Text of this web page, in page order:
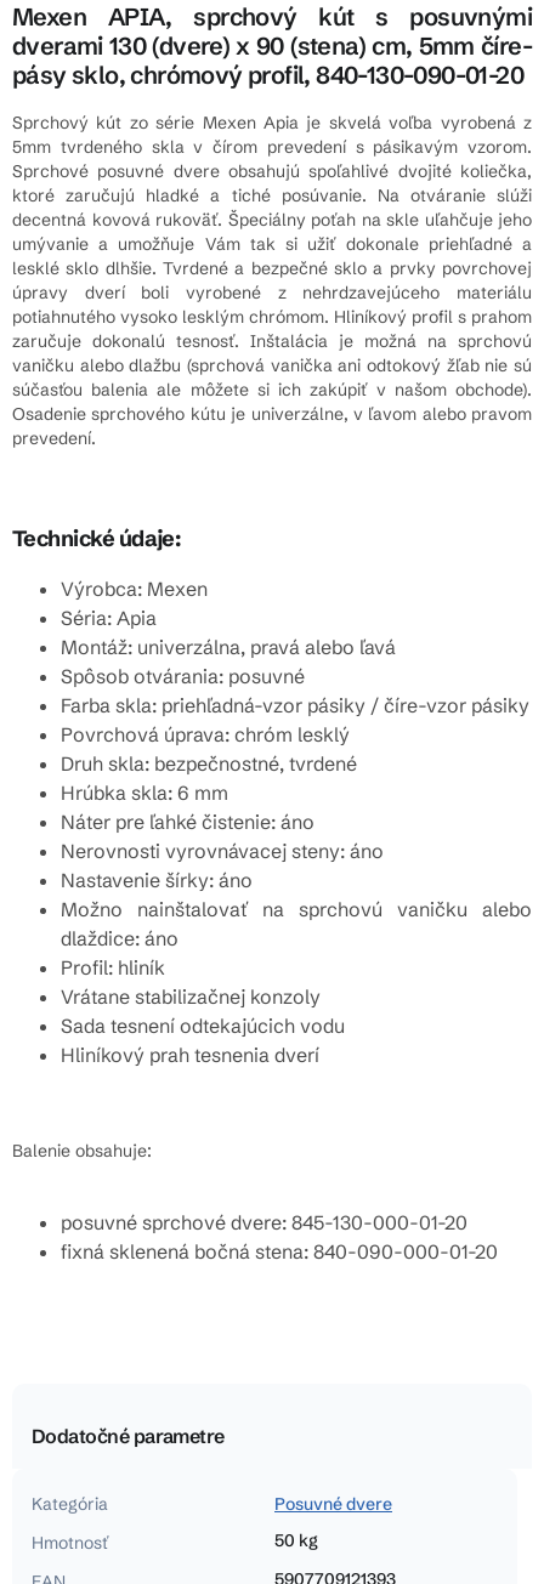
Mexen APIA, sprchový kút s posuvnými
dverami 130 (dvere) x 90 (stena) cm, 5mm číre-
pásy sklo, chrómový profil, 840-130-090-01-20
Sprchový kút zo série Mexen Apia je skvelá voľba vyrobená z
5mm tvrdeného skla v čírom prevedení s pásikavým vzorom.
Sprchové posuvné dvere obsahujú spoľahlivé dvojité koliečka,
ktoré zaručujú hladké a tiché posúvanie. Na otváranie slúži
decentná kovová rukoväť. Špeciálny poťah na skle uľahčuje jeho
umývanie a umožňuje Vám tak si užiť dokonale priehľadné a
lesklé sklo dlhšie. Tvrdené a bezpečné sklo a prvky povrchovej
úpravy dverí boli vyrobené z nehrdzavejúceho materiálu
potiahnutého vysoko lesklým chrómom. Hliníkový profil s prahom
zaručuje dokonalú tesnosť. Inštalácia je možná na sprchovú
vaničku alebo dlažbu (sprchová vanička ani odtokový žľab nie sú
súčasťou balenia ale môžete si ich zakúpiť v našom obchode).
Osadenie sprchového kútu je univerzálne, v ľavom alebo pravom
prevedení.
Technické údaje:
Výrobca: Mexen
Séria: Apia
Montáž: univerzálna, pravá alebo ľavá
Spôsob otvárania: posuvné
Farba skla: priehľadná-vzor pásiky / číre-vzor pásiky
Povrchová úprava: chróm lesklý
Druh skla: bezpečnostné, tvrdené
Hrúbka skla: 6 mm
Náter pre ľahké čistenie: áno
Nerovnosti vyrovnávacej steny: áno
Nastavenie šírky: áno
Možno nainštalovať na sprchovú vaničku alebo
dlaždice: áno
Profil: hliník
Vrátane stabilizačnej konzoly
Sada tesnení odtekajúcich vodu
Hliníkový prah tesnenia dverí
Balenie obsahuje:
posuvné sprchové dvere: 845-130-000-01-20
fixná sklenená bočná stena: 840-090-000-01-20
Dodatočné parametre
Kategória
Posuvné dvere
Hmotnosť
50 kg
5907709121393